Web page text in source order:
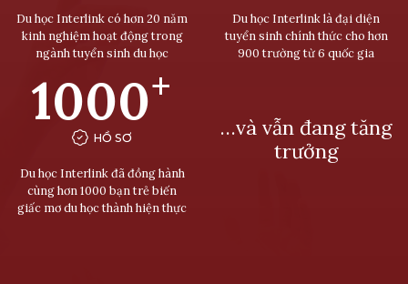
Du học Interlink có hơn 20 năm
kinh nghiệm hoạt động trong
ngành tuyển sinh du học
Du học Interlink là đại diện
tuyển sinh chính thức cho hơn
900 trường từ 6 quốc gia
1000+
HỒ SƠ
Du học Interlink đã đồng hành
cùng hơn 1000 bạn trẻ biến
giấc mơ du học thành hiện thực
…và vẫn đang tăng
trưởng